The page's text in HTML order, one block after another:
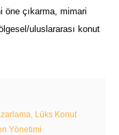
öne çıkarma, mimari
uluslararası konut
Lüks Konut
Yönetimi